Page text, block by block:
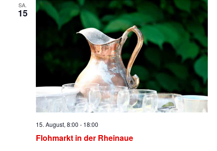
SA.
15
Flohmarkt in der Rheinaue
15. August, 8:00 - 18:00